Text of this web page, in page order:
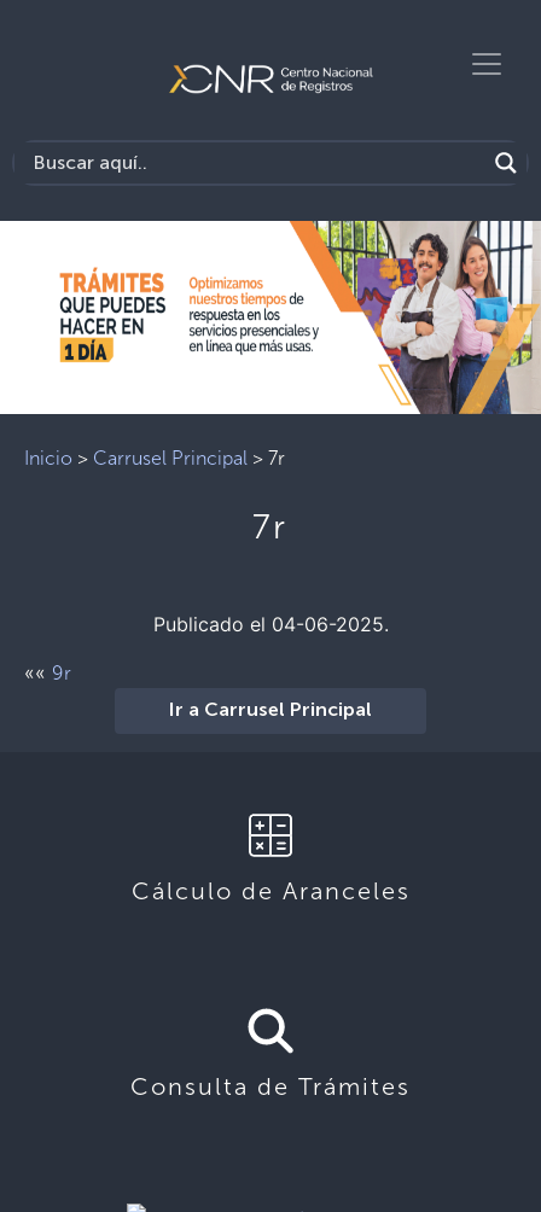
Inicio > Carrusel Principal > 7r
7r
Publicado el 04-06-2025.
«« 9r
Ir a Carrusel Principal
Cálculo de Aranceles
Consulta de Trámites